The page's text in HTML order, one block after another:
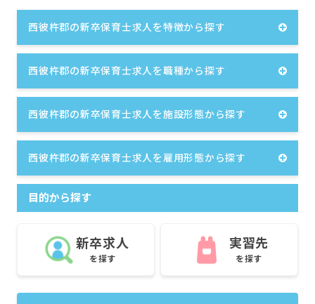
西彼杵郡の新卒保育士求人を特徴から探す
西彼杵郡の新卒保育士求人を職種から探す
西彼杵郡の新卒保育士求人を施設形態から探す
西彼杵郡の新卒保育士求人を雇用形態から探す
目的から探す
新卒求人
を探す
実習先
を探す